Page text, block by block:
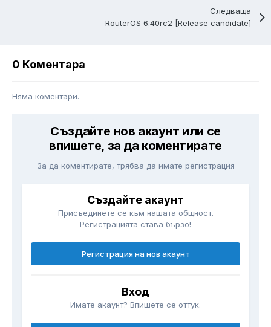
Следваща
RouterOS 6.40rc2 [Release candidate]
0 Коментара
Няма коментари.
Създайте нов акаунт или се
впишете, за да коментирате
За да коментирате, трябва да имате регистрация
Създайте акаунт
Присъединете се към нашата общност.
Регистрацията става бързо!
Регистрация на нов акаунт
Вход
Имате акаунт? Впишете се оттук.